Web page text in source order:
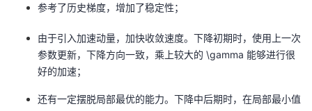
参考了历史梯度，增加了稳定性；
由于引入加速动量，加快收敛速度。下降初期时，使用上一次
参数更新，下降方向一致，乘上较大的 \gamma 能够进行很
好的加速；
还有一定摆脱局部最优的能力。下降中后期时，在局部最小值